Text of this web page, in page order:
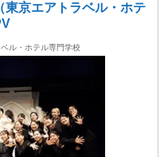
東京エアトラベル・ホテ
ル・ホテル専門学校